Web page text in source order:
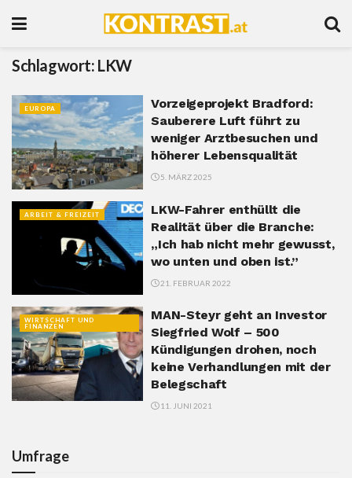
Schlagwort: LKW
EUROPA
Vorzeigeprojekt Bradford:
Sauberere Luft führt zu
weniger Arztbesuchen und
höherer Lebensqualität
5. MÄRZ 2025
ARBEIT & FREIZEIT
LKW-Fahrer enthüllt die
Realität über die Branche:
„Ich hab nicht mehr gewusst,
wo unten und oben ist.”
21. FEBRUAR 2022
WIRTSCHAFT UND
FINANZEN
MAN-Steyr geht an Investor
Siegfried Wolf – 500
Kündigungen drohen, noch
keine Verhandlungen mit der
Belegschaft
11. JUNI 2021
Umfrage